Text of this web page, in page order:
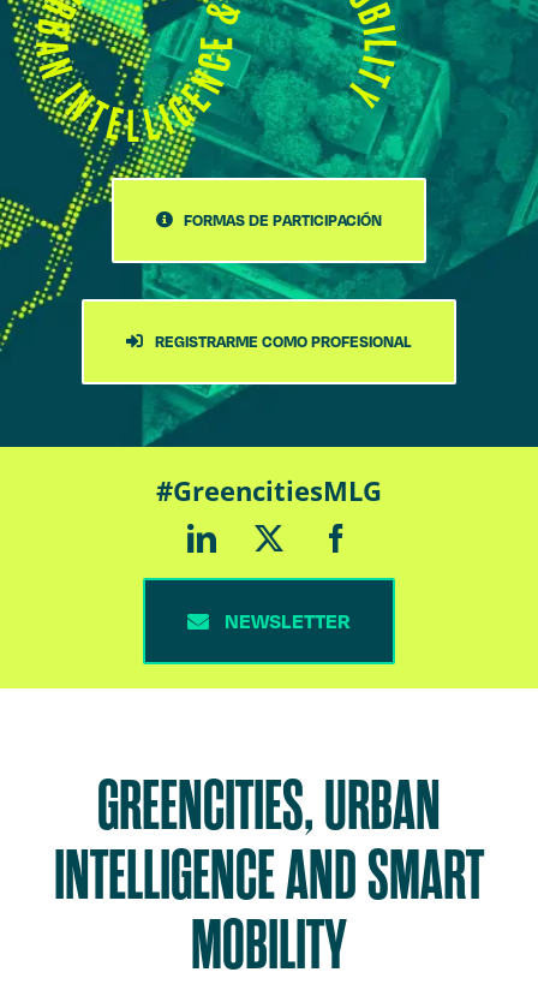
FORMAS DE PARTICIPACIÓN
REGISTRARME COMO PROFESIONAL
#GreencitiesMLG
NEWSLETTER
GREENCITIES, URBAN
INTELLIGENCE AND SMART
MOBILITY